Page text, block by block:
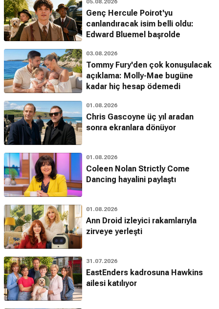
05.08.2026
Genç Hercule Poirot'yu
canlandıracak isim belli oldu:
Edward Bluemel başrolde
03.08.2026
Tommy Fury'den çok konuşulacak
açıklama: Molly-Mae bugüne
kadar hiç hesap ödemedi
01.08.2026
Chris Gascoyne üç yıl aradan
sonra ekranlara dönüyor
01.08.2026
Coleen Nolan Strictly Come
Dancing hayalini paylaştı
01.08.2026
Ann Droid izleyici rakamlarıyla
zirveye yerleşti
31.07.2026
EastEnders kadrosuna Hawkins
ailesi katılıyor